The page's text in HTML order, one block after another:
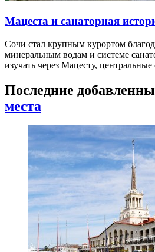
Мацеста и санаторная
Сочи стал крупным курортом
минеральным водам и системе
изучать через Мацесту,
Последние
места